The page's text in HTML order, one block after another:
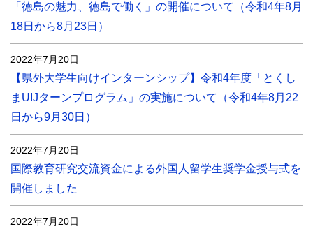
「徳島の魅力、徳島で働く」の開催について（令和4年8月
18日から8月23日）
2022年7月20日
【県外大学生向けインターンシップ】令和4年度「とくし
まUIJターンプログラム」の実施について（令和4年8月22
日から9月30日）
2022年7月20日
国際教育研究交流資金による外国人留学生奨学金授与式を
開催しました
2022年7月20日